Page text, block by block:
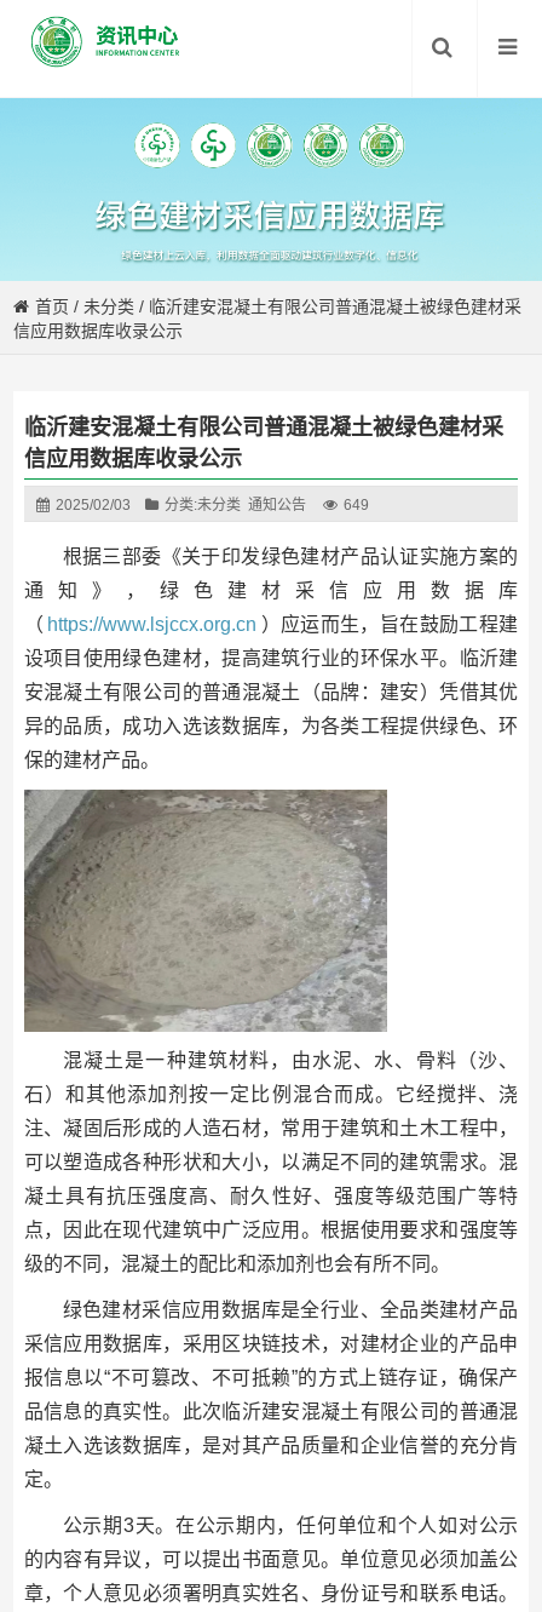
首页 /未分类 / 临沂建安混凝土有限公司普通混凝土被绿色建材采
信应用数据库收录公示
临沂建安混凝土有限公司普通混凝土被绿色建材采
信应用数据库收录公示
2025/02/03 分类:未分类 通知公告 649
根据三部委《关于印发绿色建材产品认证实施方案的
通知》，绿色建材采信应用数据库
（ https://www.lsjccx.org.cn ）应运而生，旨在鼓励工程建
设项目使用绿色建材，提高建筑行业的环保水平。临沂建
安混凝土有限公司的普通混凝土（品牌：建安）凭借其优
异的品质，成功入选该数据库，为各类工程提供绿色、环
保的建材产品。
混凝土是一种建筑材料，由水泥、水、骨料（沙、
石）和其他添加剂按一定比例混合而成。它经搅拌、浇
注、凝固后形成的人造石材，常用于建筑和土木工程中，
可以塑造成各种形状和大小，以满足不同的建筑需求。混
凝土具有抗压强度高、耐久性好、强度等级范围广等特
点，因此在现代建筑中广泛应用。根据使用要求和强度等
级的不同，混凝土的配比和添加剂也会有所不同。
绿色建材采信应用数据库是全行业、全品类建材产品
采信应用数据库，采用区块链技术，对建材企业的产品申
报信息以“不可篡改、不可抵赖”的方式上链存证，确保产
品信息的真实性。此次临沂建安混凝土有限公司的普通混
凝土入选该数据库，是对其产品质量和企业信誉的充分肯
定。
公示期3天。在公示期内，任何单位和个人如对公示
的内容有异议，可以提出书面意见。单位意见必须加盖公
章，个人意见必须署明真实姓名、身份证号和联系电话。